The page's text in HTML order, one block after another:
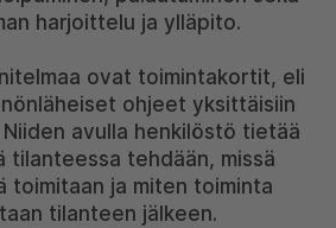
harjoittelu ja ylläpito.
ovat toimintakortit, eli
ohjeet yksittäisiin
avulla henkilöstö tietää
tilanteessa tehdään, missä
toimitaan ja miten toiminta
tilanteen jälkeen.